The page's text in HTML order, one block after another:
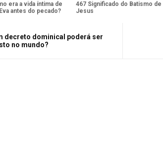
era a vida íntima de
antes do pecado?
467 Significado do Batismo de
Jesus
decreto dominical poderá ser
no mundo?